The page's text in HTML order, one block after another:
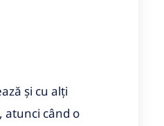
și cu alți
atunci când o